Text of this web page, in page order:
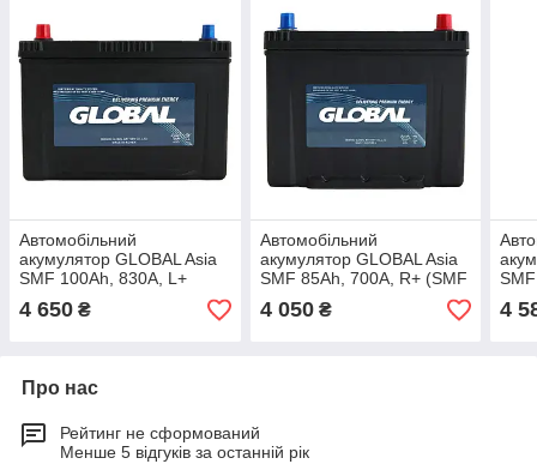
Автомобільний
акумулятор GLOBAL Asia
SMF 100Ah, 830A, L+
(SMF 130D31R) (D31), н.к.
4 650 ₴
Автомобільний
акумулятор GLOBAL Asia
SMF 85Ah, 700A, R+ (SMF
95D26L) (D26), н.к.
4 050₴ 4
Про нас
Рейтинг не сформований
Менше 5 відгуків за останній рік